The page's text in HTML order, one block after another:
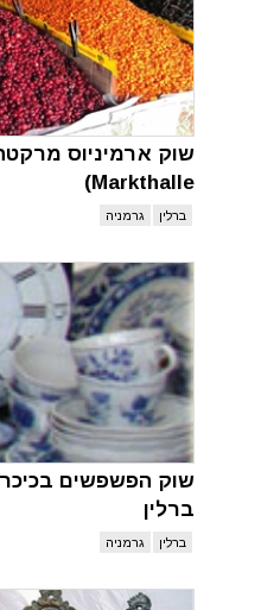
Markthalle)
ברלין גרמניה
שוק הפשפשים
ברלין
ברלין גרמניה